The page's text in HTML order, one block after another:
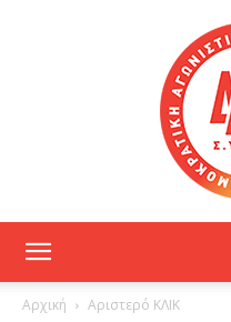
Αρχική Αριστερό ΚΛΙΚ